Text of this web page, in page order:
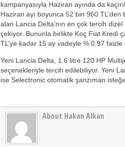
kampanyasıyla Haziran ayında da
Haziran ayı boyunca 52 bin 960 TL’den
alan Lancia Delta’nın en çok tercih
çekiyor. Bununla birlikte Koç Fiat Kredi
TL’ye kadar 15 ay vadeyle % 0.97
Yeni Lancia Delta, 1.6 litre 120 HP
seçenekleriyle tercih edilebiliyor. Yeni
ise Selectronic otomatik şanzıman
About Hakan Alkan